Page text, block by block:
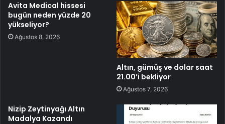
Avita Medical hissesi
bugün neden yüzde 20
yükseliyor?
Ağustos 8, 2026
Altın, gümüş ve dolar saat
21.00’i bekliyor
Ağustos 7, 2026
Nizip Zeytinyağı Altın
Madalya Kazandı